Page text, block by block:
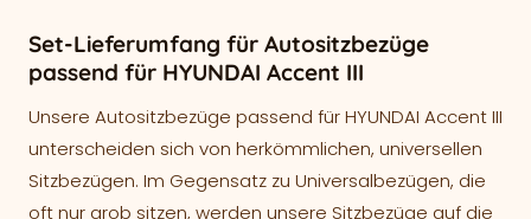
Set-Lieferumfang für Autositzbezüge
passend für HYUNDAI Accent III
Unsere Autositzbezüge passend für HYUNDAI Accent III
unterscheiden sich von herkömmlichen, universellen
Sitzbezügen. Im Gegensatz zu Universalbezügen, die
oft nur grob sitzen, werden unsere Sitzbezüge auf die